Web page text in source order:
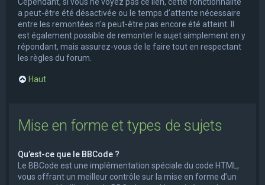
Cependant, si vous ne voyez pas ce lien, cette fonctionnalité
a peut-être été désactivée ou le temps d’attente nécessaire
entre les remontées n’a peut-être pas encore été atteint. Il
est également possible de remonter le sujet simplement en y
répondant, mais assurez-vous de le faire tout en respectant
les règles du forum.
Haut
Mise en forme et types de sujets
Qu’est-ce que le BBCode ?
Le BBCode est une implémentation spéciale du code HTML,
vous offrant un meilleur contrôle sur la mise en forme d’un